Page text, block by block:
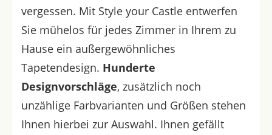
vergessen. Mit Style your Castle entwerfen
Sie mühelos für jedes Zimmer in Ihrem zu
Hause ein außergewöhnliches
Tapetendesign. Hunderte
Designvorschläge, zusätzlich noch
unzählige Farbvarianten und Größen stehen
Ihnen hierbei zur Auswahl. Ihnen gefällt